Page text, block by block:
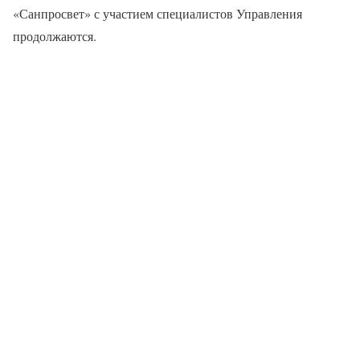
«Санпросвет» с участием специалистов Управления
продолжаются.